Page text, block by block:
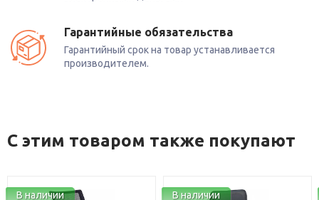
Гарантийные обязательства
Гарантийный срок на товар устанавливается
производителем.
С этим товаром также покупают
В наличии В наличии